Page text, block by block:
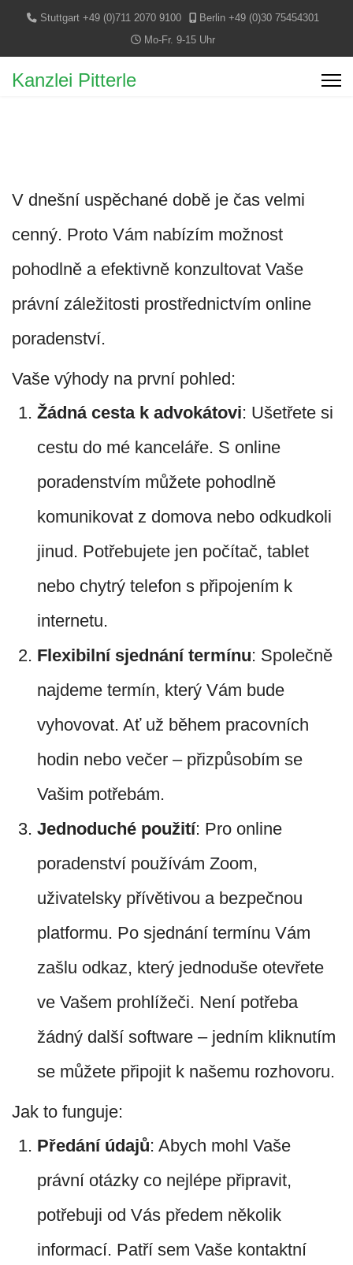
Stuttgart +49 (0)711 2070 9100
Berlin +49 (0)30 75454301
Mo-Fr. 9-15 Uhr
Kanzlei Pitterle
V dnešní uspěchané době je čas velmi
cenný. Proto Vám nabízím možnost
pohodlně a efektivně konzultovat Vaše
právní záležitosti prostřednictvím online
poradenství.
Vaše výhody na první pohled:
Žádná cesta k advokátovi: Ušetřete si
cestu do mé kanceláře. S online
poradenstvím můžete pohodlně
komunikovat z domova nebo odkudkoli
jinud. Potřebujete jen počítač, tablet
nebo chytrý telefon s připojením k
internetu.
Flexibilní sjednání termínu: Společně
najdeme termín, který Vám bude
vyhovovat. Ať už během pracovních
hodin nebo večer – přizpůsobím se
Vašim potřebám.
Jednoduché použití: Pro online
poradenství používám Zoom,
uživatelsky přívětivou a bezpečnou
platformu. Po sjednání termínu Vám
zašlu odkaz, který jednoduše otevřete
ve Vašem prohlížeči. Není potřeba
žádný další software – jedním kliknutím
se můžete připojit k našemu rozhovoru.
Jak to funguje:
Předání údajů: Abych mohl Vaše
právní otázky co nejlépe připravit,
potřebuji od Vás předem několik
informací. Patří sem Vaše kontaktní